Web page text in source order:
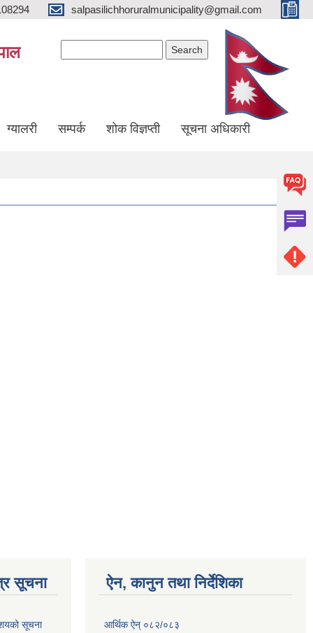
salpasilichhoruralmunicipality@gmail.com
ग्यालरी सम्पर्क शोक विज्ञप्ती सूचना अधिकारी
सूचना
सूचना
ऐन, कानुन तथा निर्देशिका
आर्थिक ऐन् ०८२/०८३